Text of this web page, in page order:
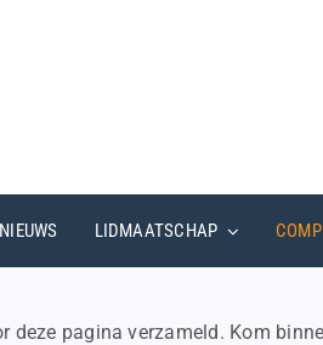
NIEUWS LIDMAATSCHAP
deze pagina verzameld. Kom